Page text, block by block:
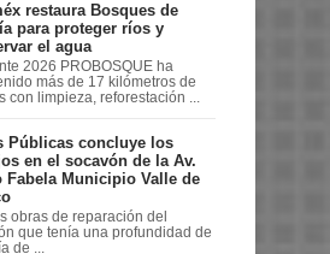
restaura Bosques de
para proteger ríos y
el agua
2026 PROBOSQUE ha
más de 17 kilómetros de
con limpieza, reforestación ...
Públicas concluye los
en el socavón de la Av.
Fabela Municipio Valle de
obras de reparación del
que tenía una profundidad de
de ...